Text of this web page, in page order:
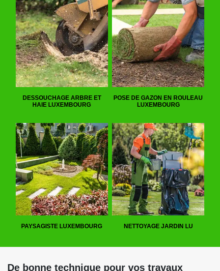
DESSOUCHAGE ARBRE ET
HAIE LUXEMBOURG
POSE DE GAZON EN ROULEAU
LUXEMBOURG
PAYSAGISTE LUXEMBOURG NETTOYAGE JARDIN LU
De bonne technique pour vos travaux